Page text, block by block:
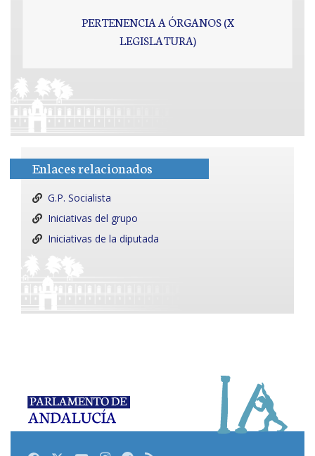
PERTENENCIA A ÓRGANOS (X
LEGISLATURA)
Enlaces relacionados
G.P. Socialista
Iniciativas del grupo
Iniciativas de la diputada